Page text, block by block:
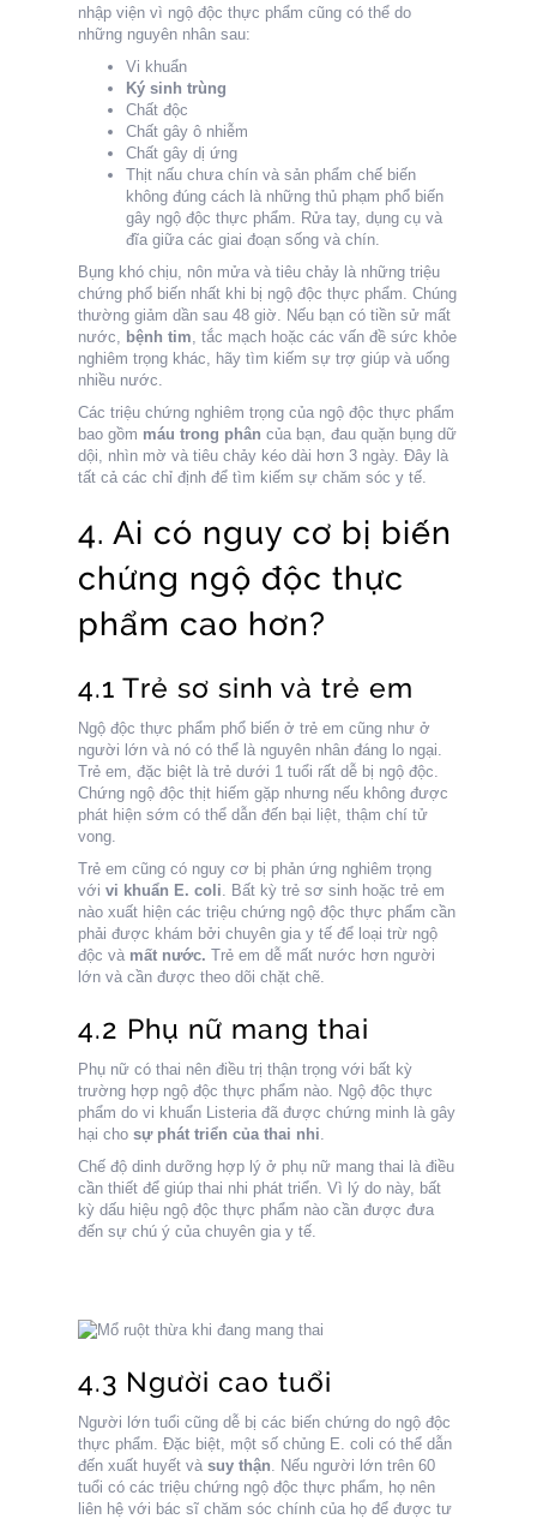
nhập viện vì ngộ độc thực phẩm cũng có thể do
những nguyên nhân sau:
Vi khuẩn
Ký sinh trùng
Chất độc
Chất gây ô nhiễm
Chất gây dị ứng
Thịt nấu chưa chín và sản phẩm chế biến
không đúng cách là những thủ phạm phổ biến
gây ngộ độc thực phẩm. Rửa tay, dụng cụ và
đĩa giữa các giai đoạn sống và chín.
Bụng khó chịu, nôn mửa và tiêu chảy là những triệu
chứng phổ biến nhất khi bị ngộ độc thực phẩm. Chúng
thường giảm dần sau 48 giờ. Nếu bạn có tiền sử mất
nước, bệnh tim, tắc mạch hoặc các vấn đề sức khỏe
nghiêm trọng khác, hãy tìm kiếm sự trợ giúp và uống
nhiều nước.
Các triệu chứng nghiêm trọng của ngộ độc thực phẩm
bao gồm máu trong phân của bạn, đau quặn bụng dữ
dội, nhìn mờ và tiêu chảy kéo dài hơn 3 ngày. Đây là
tất cả các chỉ định để tìm kiếm sự chăm sóc y tế.
4. Ai có nguy cơ bị biến
chứng ngộ độc thực
phẩm cao hơn?
4.1 Trẻ sơ sinh và trẻ em
Ngộ độc thực phẩm phổ biến ở trẻ em cũng như ở
người lớn và nó có thể là nguyên nhân đáng lo ngại.
Trẻ em, đặc biệt là trẻ dưới 1 tuổi rất dễ bị ngộ độc.
Chứng ngộ độc thịt hiếm gặp nhưng nếu không được
phát hiện sớm có thể dẫn đến bại liệt, thậm chí tử
vong.
Trẻ em cũng có nguy cơ bị phản ứng nghiêm trọng
với vi khuẩn E. coli. Bất kỳ trẻ sơ sinh hoặc trẻ em
nào xuất hiện các triệu chứng ngộ độc thực phẩm cần
phải được khám bởi chuyên gia y tế để loại trừ ngộ
độc và mất nước. Trẻ em dễ mất nước hơn người
lớn và cần được theo dõi chặt chẽ.
4.2 Phụ nữ mang thai
Phụ nữ có thai nên điều trị thận trọng với bất kỳ
trường hợp ngộ độc thực phẩm nào. Ngộ độc thực
phẩm do vi khuẩn Listeria đã được chứng minh là gây
hại cho sự phát triển của thai nhi.
Chế độ dinh dưỡng hợp lý ở phụ nữ mang thai là điều
cần thiết để giúp thai nhi phát triển. Vì lý do này, bất
kỳ dấu hiệu ngộ độc thực phẩm nào cần được đưa
đến sự chú ý của chuyên gia y tế.
4.3 Người cao tuổi
Người lớn tuổi cũng dễ bị các biến chứng do ngộ độc
thực phẩm. Đặc biệt, một số chủng E. coli có thể dẫn
đến xuất huyết và suy thận . Nếu người lớn trên 60
tuổi có các triệu chứng ngộ độc thực phẩm, họ nên
liên hệ với bác sĩ chăm sóc chính của họ để được tư